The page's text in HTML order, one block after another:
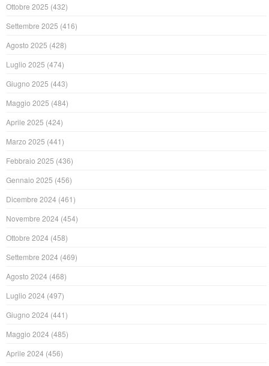
Ottobre 2025 (432)
Settembre 2025 (416)
Agosto 2025 (428)
Luglio 2025 (474)
Giugno 2025 (443)
Maggio 2025 (484)
Aprile 2025 (424)
Marzo 2025 (441)
Febbraio 2025 (436)
Gennaio 2025 (456)
Dicembre 2024 (461)
Novembre 2024 (454)
Ottobre 2024 (458)
Settembre 2024 (469)
Agosto 2024 (468)
Luglio 2024 (497)
Giugno 2024 (441)
Maggio 2024 (485)
Aprile 2024 (456)